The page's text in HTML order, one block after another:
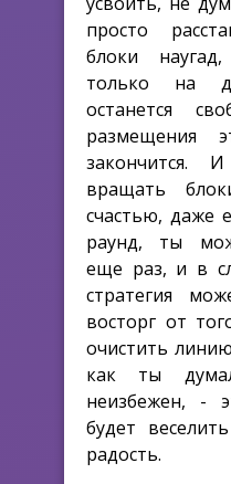
просто
блоки
только на
останется
размещения
вращать
счастью, даже
раунд, ты
еще раз, и в
стратегия
восторг от
очистить
как ты
неизбежен, -
будет
радость.